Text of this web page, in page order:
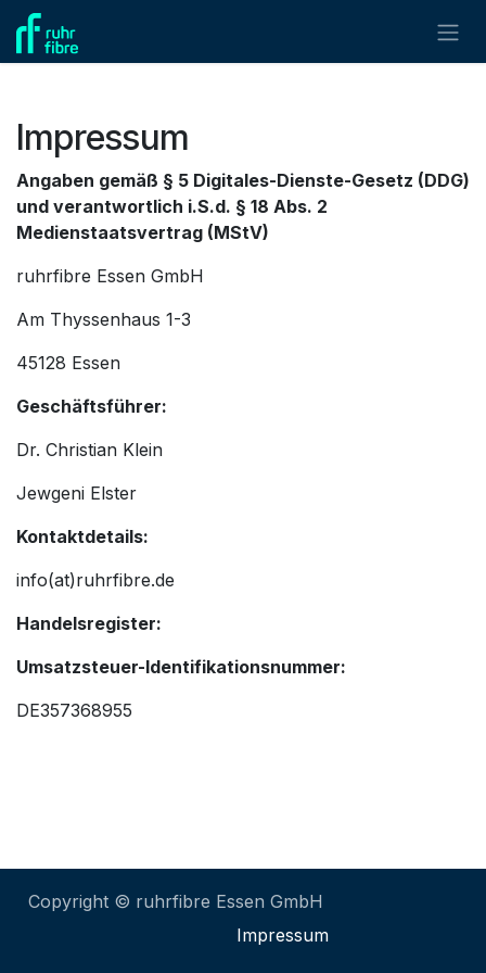
Zum Inhalt springen
Impressum
Angaben gemäß § 5 Digitales-Dienste-Gesetz (DDG)
und verantwortlich i.S.d. § 18 Abs. 2
Medienstaatsvertrag (MStV)
ruhrfibre Essen GmbH
Am Thyssenhaus 1-3
45128 Essen
Geschäftsführer:
Dr. Christian Klein
Jewgeni Elster
Kontaktdetails:
info(at)ruhrfibre.de
Handelsregister:
Umsatzsteuer-Identifikationsnummer:
DE357368955
Copyright © ruhrfibre Essen GmbH
Impressu​​m